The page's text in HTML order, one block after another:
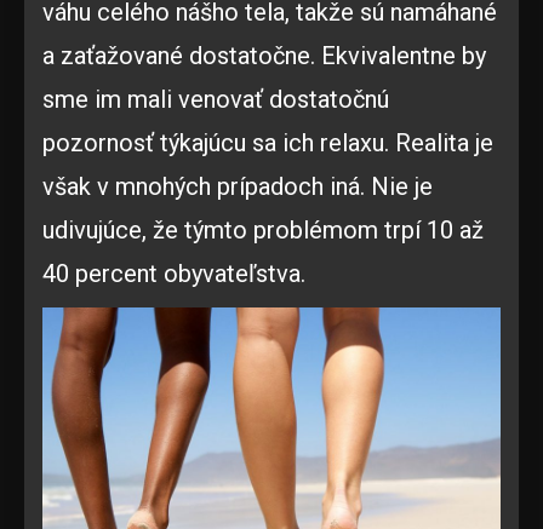
váhu celého nášho tela, takže sú namáhané
a zaťažované dostatočne. Ekvivalentne by
sme im mali venovať dostatočnú
pozornosť týkajúcu sa ich relaxu. Realita je
však v mnohých prípadoch iná. Nie je
udivujúce, že týmto problémom trpí 10 až
40 percent obyvateľstva.